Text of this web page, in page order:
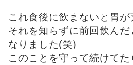
これ食後に飲まないと胃が
それを知らずに前回飲ん
なりました(笑)
このことを守って続けて